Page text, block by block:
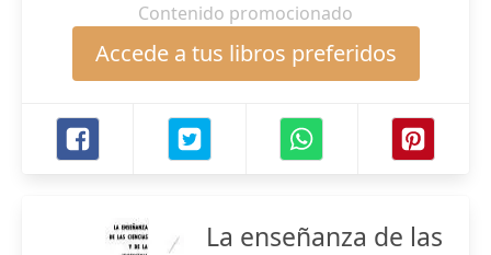
Contenido promocionado
Accede a tus libros preferidos
La enseñanza de las